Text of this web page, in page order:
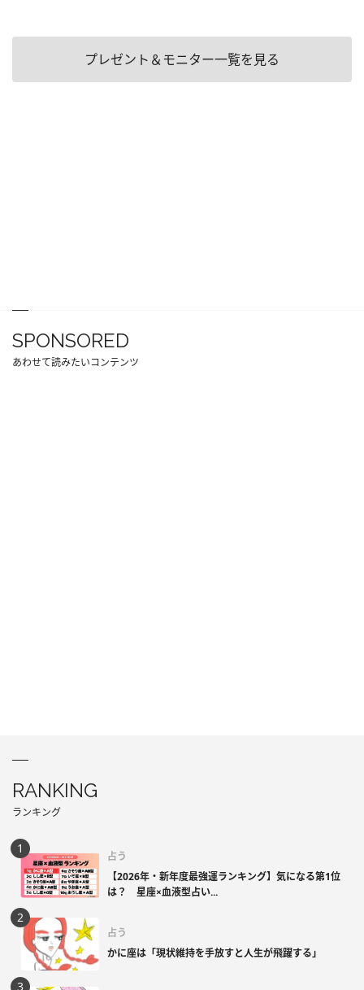
プレゼント＆モニター一覧を見る
SPONSORED
あわせて読みたいコンテンツ
RANKING
ランキング
占う
【2026年・新年度最強運ランキング】気になる第1位
は？ 星座×血液型占い...
占う
かに座は「現状維持を手放すと人生が飛躍する」